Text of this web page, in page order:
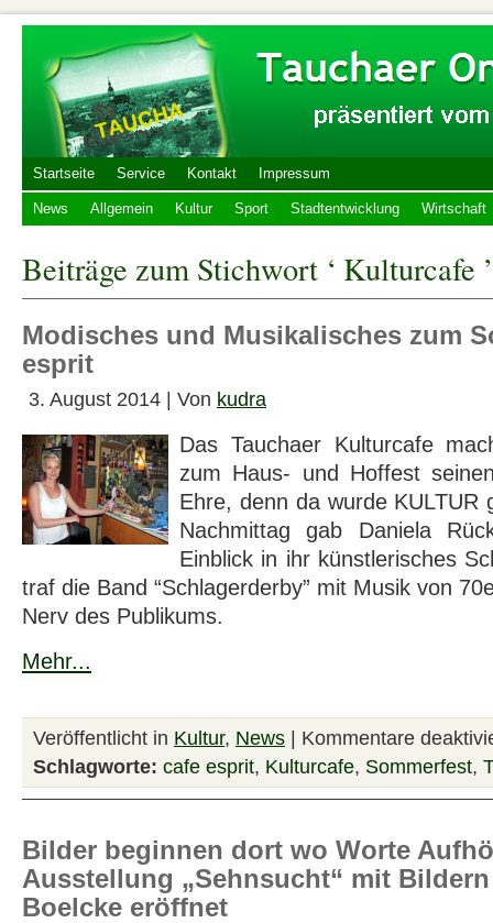
Startseite Service Kontakt Impressum
News Allgemein Kultur Sport Stadtentwicklung Wirtschaft
Beiträge zum Stichwort ‘ Kulturcafe ’
Modisches und Musikalisches zum
esprit
3. August 2014 | Von kudra
Das Tauchaer Kulturcafe
zum Haus- und Hoffest
Ehre, denn da wurde KULTUR
Nachmittag gab Daniela
Einblick in ihr künstlerisches
traf die Band “Schlagerderby” mit Musik von
Nerv des Publikums.
Mehr...
Veröffentlicht in Kultur, News
Kommentare
Schlagworte: cafe esprit, Kulturcafe, Sommerfest,
Bilder beginnen dort wo Worte
Ausstellung „Sehnsucht“ mit
Boelcke eröffnet